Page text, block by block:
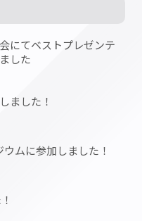
にてベストプレゼンテ
した
ました！
ムに参加しました！